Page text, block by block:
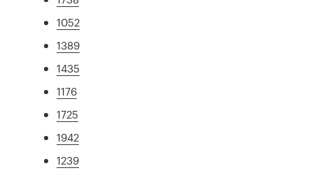
1052
1389
1435
1176
1725
1942
1239